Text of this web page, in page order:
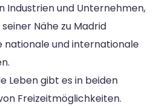
Industrien und Unternehmen,
Nähe zu Madrid
nationale und internationale
Leben gibt es in beiden
Freizeitmöglichkeiten.